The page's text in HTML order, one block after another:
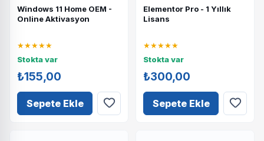
Windows 11 Home OEM -
Online Aktivasyon
★★★★★
Stokta var
₺155,00
Sepete Ekle
Elementor Pro - 1 Yıllık
Lisans
★★★★★
Stokta var
₺300,00
Sepete Ekle